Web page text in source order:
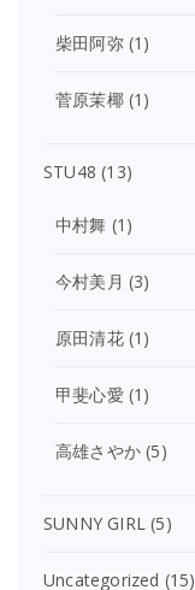
柴田阿弥(1)
菅原茉椰(1)
STU48 (13)
中村舞 (1)
今村美月 (3)
原田清花(1)
甲斐心愛 (1)
高雄さやか (5)
SUNNY GIRL (5)
Uncategorized (15)